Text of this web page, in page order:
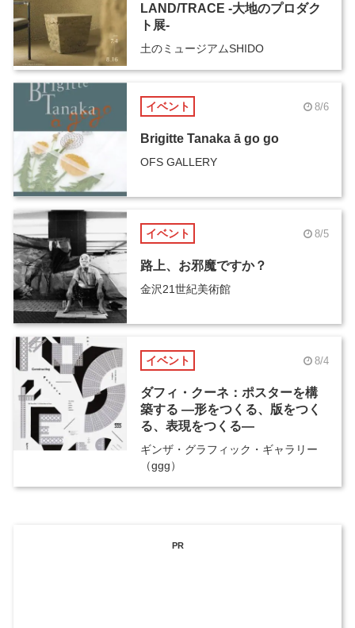
LAND/TRACE -大地のプロダク
ト展-
土のミュージアムSHIDO
イベント 8/6
Brigitte Tanaka ā go go
OFS GALLERY
イベント 8/5
路上、お邪魔ですか？
金沢21世紀美術館
イベント 8/4
ダフィ・クーネ：ポスターを構
築する ―形をつくる、版をつく
る、表現をつくる―
ギンザ・グラフィック・ギャラリー
（ggg）
PR